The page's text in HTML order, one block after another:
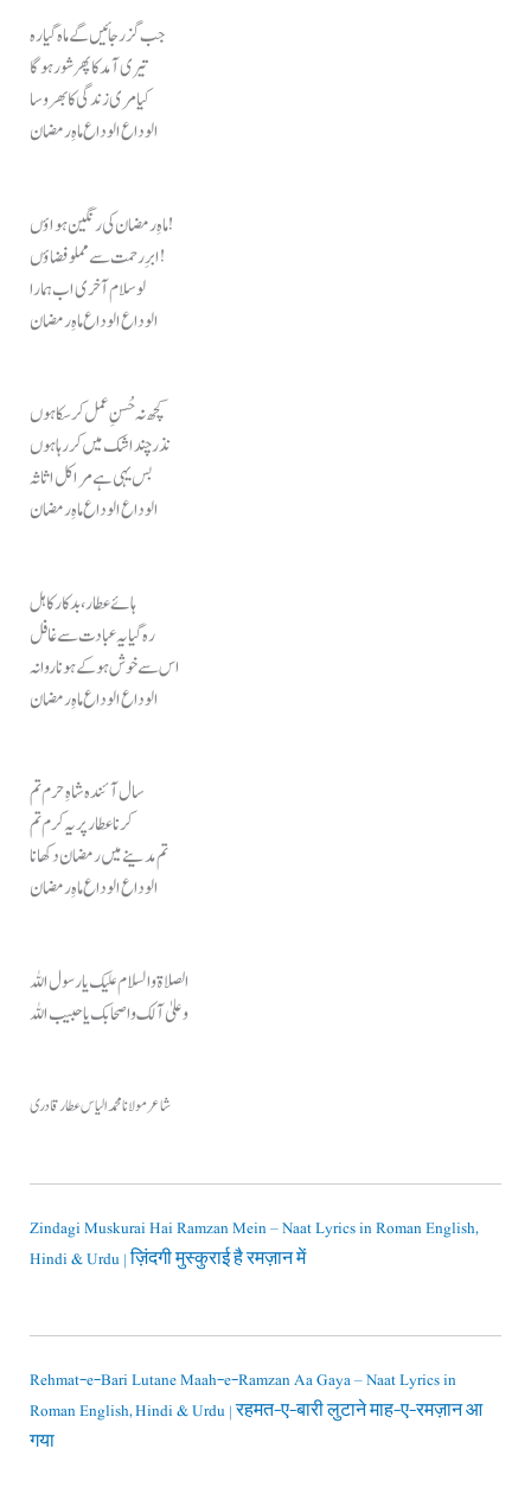
جب گزر جائیں گے ماہ گیارہ
تیری آمد کا پھر شور ہوگا
کیا مری زندگی کا بھروسا
الوداع الوداع ماہِ رمضان
ماہِ رمضان کی رنگین ہواؤں!
ابرِ رحمت سے مملو فضاؤں!
لو سلام آخری اب ہمارا
الوداع الوداع ماہِ رمضان
کچھ نہ حُسنِ عمل کر سکا ہوں
نذر چند اشک میں کر رہا ہوں
بس یہی ہے مرا کل اثاثہ
الوداع الوداع ماہِ رمضان
ہائے عطار، بدکار کاہل
رہ گیا یہ عبادت سے غافل
اس سے خوش ہو کے ہونا روانہ
الوداع الوداع ماہِ رمضان
سال آئندہ شاہِ حرم تم
کرنا عطار پر یہ کرم تم
تم مدینے میں رمضان دکھانا
الوداع الوداع ماہِ رمضان
الصلاۃ والسلام علیک یا رسول اللہ
وعلیٰ آلک واصحابک یا حبیب اللہ
شاعر مولانا محمد الیاس عطار قادری
Zindagi Muskurai Hai Ramzan Mein – Naat Lyrics in Roman English,
Hindi & Urdu | ज़िंदगी मुस्कुराई है रमज़ान में
Rehmat-e-Bari Lutane Maah-e-Ramzan Aa Gaya – Naat Lyrics in
Roman English, Hindi & Urdu | रहमत-ए-बारी लुटाने माह-ए-रमज़ान आ
गया